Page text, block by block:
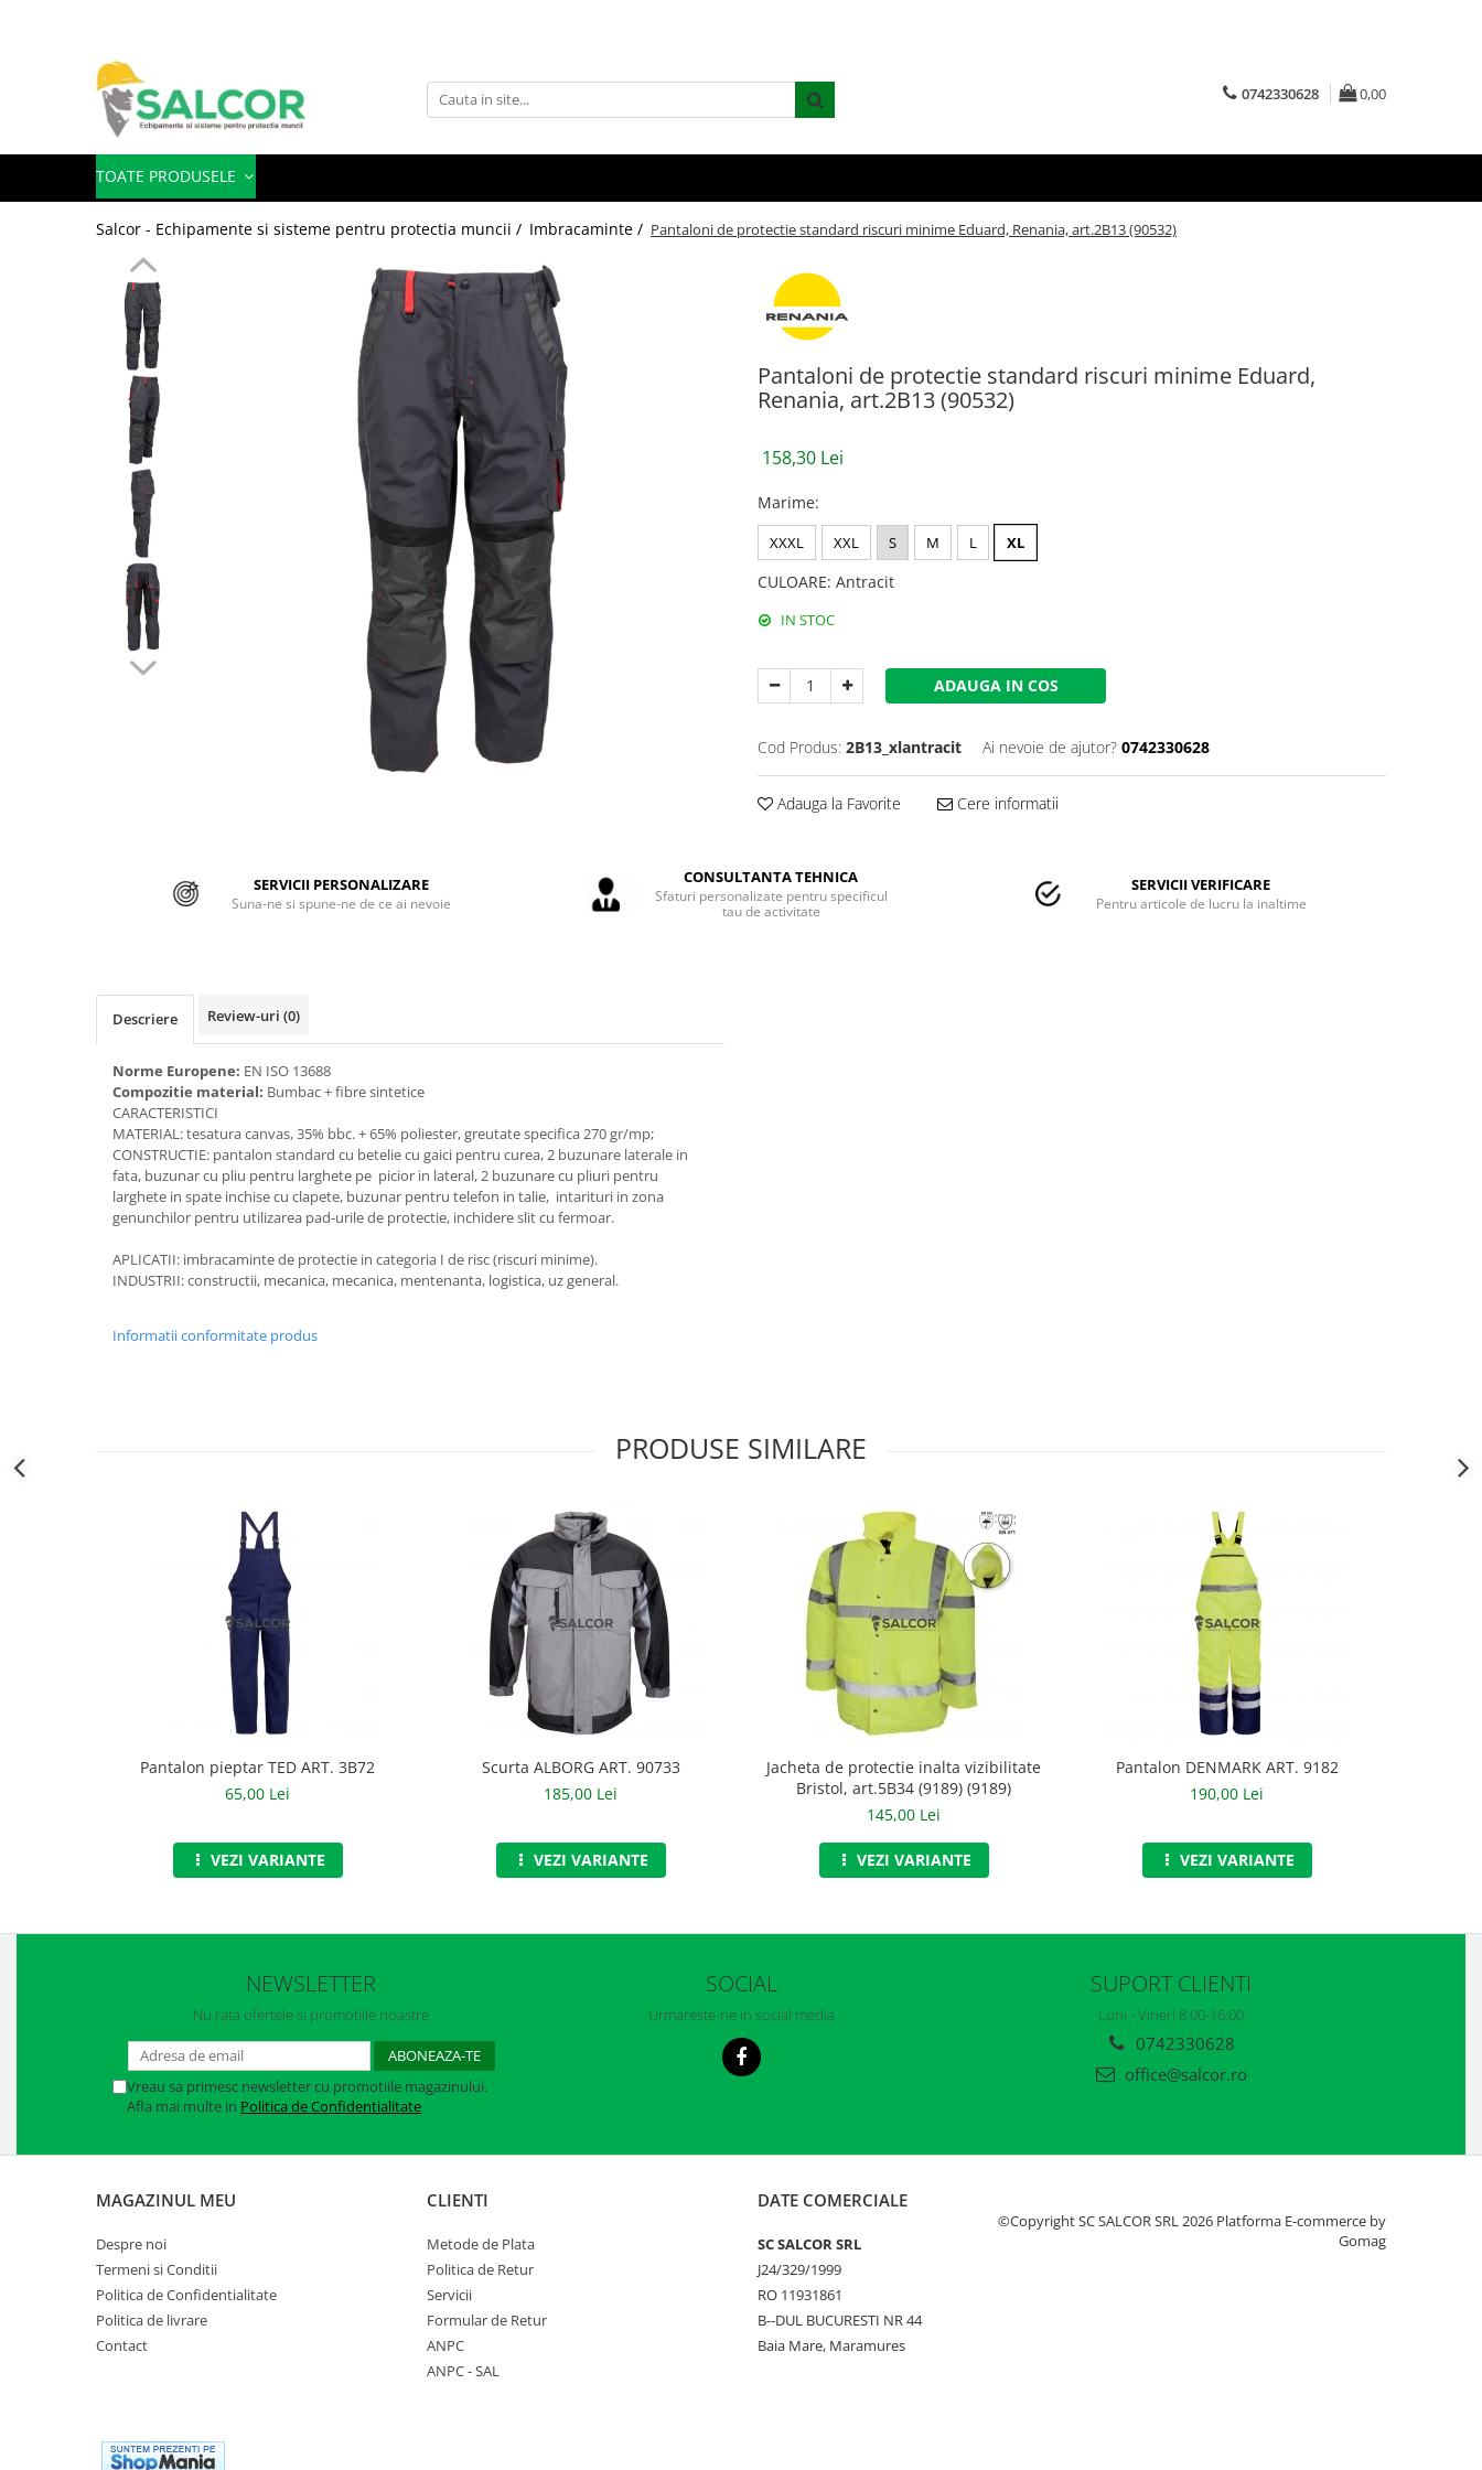
Toate Produsele
Imbracaminte
Accesorii
Articole unica folosinta
Combinezoane
Costum-Salopeta
Halate de lucru
Imbracaminte Femei
Jachete de iarna
Jachete/Bluze Salopeta
Pantaloni cu pieptar
Pantaloni de lucru
Pantaloni scurti
Accesorii alpinism utilitar
Mijloace de legatura
Opritoare de cadere
Puncte de ancorare
Bocanci de protectie
Incaltaminte alba de protectie
Manusi fibre speciale
Manusi textil
Manusi tricot impregnat
Manusi zale
Imbracaminte Outdoor
Protectia capului
0742330628 0,00
TOATE PRODUSELE
Salcor - Echipamente si sisteme pentru protectia muncii / Imbracaminte / Pantaloni de protectie standard riscuri minime Eduard, Renania, art.2B13 (90532)
Pantaloni de protectie standard riscuri minime Eduard,
Renania, art.2B13 (90532)
158,30 Lei
Marime:
XXXL XXL S M L XL
CULOARE: Antracit
IN STOC
ADAUGA IN COS
Cod Produs: 2B13_xlantracit Ai nevoie de ajutor? 0742330628
Adauga la Favorite Cere informatii
SERVICII PERSONALIZARE
Suna-ne si spune-ne de ce ai nevoie
CONSULTANTA TEHNICA
Sfaturi personalizate pentru specificul
tau de activitate
SERVICII VERIFICARE
Pentru articole de lucru la inaltime
Descriere Review-uri (0)
Norme Europene: EN ISO 13688
Compozitie material: Bumbac + fibre sintetice
CARACTERISTICI
MATERIAL: tesatura canvas, 35% bbc. + 65% poliester, greutate specifica 270 gr/mp;
CONSTRUCTIE: pantalon standard cu betelie cu gaici pentru curea, 2 buzunare laterale in
fata, buzunar cu pliu pentru larghete pe picior in lateral, 2 buzunare cu pliuri pentru
larghete in spate inchise cu clapete, buzunar pentru telefon in talie, intarituri in zona
genunchilor pentru utilizarea pad-urile de protectie, inchidere slit cu fermoar.
APLICATII: imbracaminte de protectie in categoria I de risc (riscuri minime).
INDUSTRII: constructii, mecanica, mecanica, mentenanta, logistica, uz general.
Informatii conformitate produs
PRODUSE SIMILARE
Pantalon pieptar TED ART. 3B72
65,00 Lei
VEZI VARIANTE
Scurta ALBORG ART. 90733
185,00 Lei
VEZI VARIANTE
Jacheta de protectie inalta vizibilitate
Bristol, art.5B34 (9189) (9189)
145,00 Lei
VEZI VARIANTE
Pantalon DENMARK ART. 9182
190,00 Lei
VEZI VARIANTE
NEWSLETTER
Nu rata ofertele si promotiile noastre
Vreau sa primesc newsletter cu promotiile magazinului.
Afla mai multe in Politica de Confidentialitate
SOCIAL
Urmareste-ne in social media
SUPORT CLIENTI
Luni - Vineri 8:00-16:00
0742330628
office@salcor.ro
MAGAZINUL MEU
Despre noi
Termeni si Conditii
Politica de Confidentialitate
Politica de livrare
Contact
CLIENTI
Metode de Plata
Politica de Retur
Servicii
Formular de Retur
ANPC
ANPC - SAL
DATE COMERCIALE
SC SALCOR SRL
J24/329/1999
RO 11931861
B--DUL BUCURESTI NR 44
Baia Mare, Maramures
©Copyright SC SALCOR SRL 2026 Platforma E-commerce by
Gomag